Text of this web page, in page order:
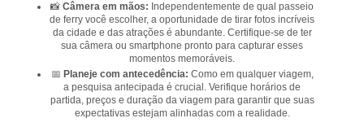
📸 Câmera em mãos: Independentemente de qual passeio
de ferry você escolher, a oportunidade de tirar fotos incríveis
da cidade e das atrações é abundante. Certifique-se de ter
sua câmera ou smartphone pronto para capturar esses
momentos memoráveis.
📅 Planeje com antecedência: Como em qualquer viagem,
a pesquisa antecipada é crucial. Verifique horários de
partida, preços e duração da viagem para garantir que suas
expectativas estejam alinhadas com a realidade.